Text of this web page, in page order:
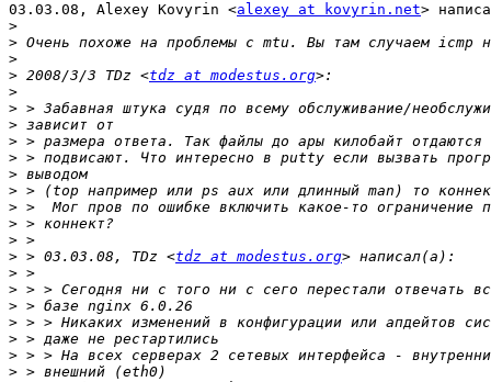
03.03.08, Alexey Kovyrin <alexey at kovyrin.net>
>
>
>
> 2008/3/3 TDz <tdz at modestus.org
>
>
>
>
>
>
>
>
>
>
> > 03.03.08, TDz <tdz at modestus.org
>
>
>
>
>
>
>